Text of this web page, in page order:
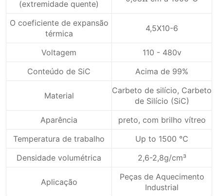
(extremidade quente)
O coeficiente de expansão
térmica
4,5X10-6
Voltagem
110 - 480v
Conteúdo de SiC
Acima de 99%
Material
Carbeto de silício, Carbeto
de Silício (SiC)
Aparência
preto, com brilho vítreo
Temperatura de trabalho
Up to 1500 ℃
Densidade volumétrica
2,6-2,8g/cm³
Aplicação
Peças de Aquecimento
Industrial